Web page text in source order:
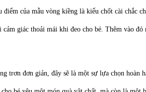
của mẫu vòng kiềng là kiểu chốt cài chắc
giác thoải mái khi đeo cho bé. Thêm vào đó
trơn đơn giản, đây sẽ là một sự lựa chọn hoàn